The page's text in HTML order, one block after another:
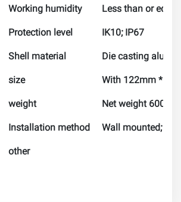
Working humidity
Less than or
Protection level
IK10; IP67
Shell material
Die casting
size
With 122mm *
weight
Net weight 600g,
Installation method
Wall mounted;
other